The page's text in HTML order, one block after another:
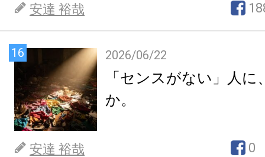
安達 裕哉
16 2026/06/22
「センスがない」人
か。
安達 裕哉 0